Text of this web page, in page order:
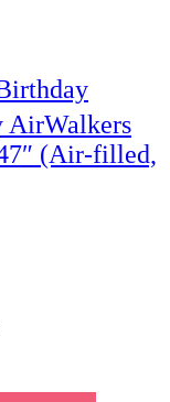
AirWalkers
(Air-filled,